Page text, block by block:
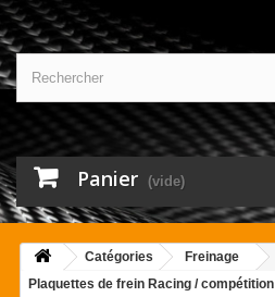
Panier (vide)
Catégories
Freinage
Plaquettes de frein Racing / compétition